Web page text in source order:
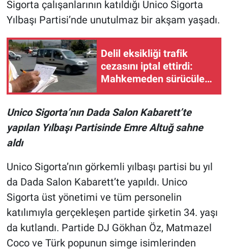
Sigorta çalışanlarının katıldığı Unico Sigorta
Yılbaşı Partisi’nde unutulmaz bir akşam yaşadı.
Delil eksikliği trafik
cezasını iptal ettirdi:
Mahkemeden sürücüler
Unico Sigorta’nın Dada Salon Kabarett’te
yapılan Yılbaşı Partisinde Emre Altuğ sahne
aldı
Unico Sigorta’nın görkemli yılbaşı partisi bu yıl
da Dada Salon Kabarett’te yapıldı. Unico
Sigorta üst yönetimi ve tüm personelin
katılımıyla gerçekleşen partide şirketin 34. yaşı
da kutlandı. Partide DJ Gökhan Öz, Matmazel
Coco ve Türk popunun simge isimlerinden